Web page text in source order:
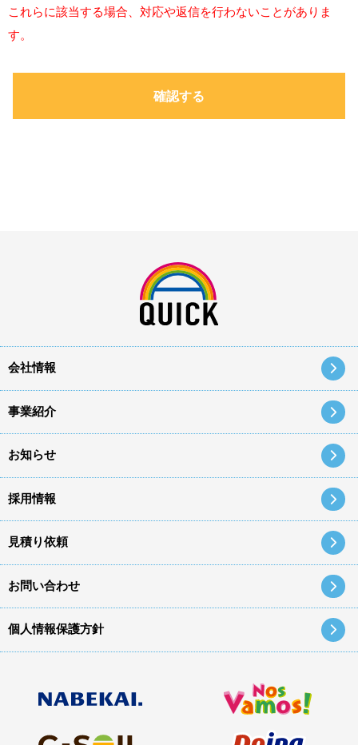
これらに該当する場合、対応や返信を行わないことがありま
す。
会社情報
事業紹介
お知らせ
採用情報
見積り依頼
お問い合わせ
個人情報保護方針